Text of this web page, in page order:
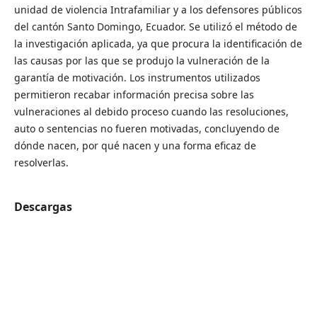
unidad de violencia Intrafamiliar y a los defensores públicos
del cantón Santo Domingo, Ecuador. Se utilizó el método de
la investigación aplicada, ya que procura la identificación de
las causas por las que se produjo la vulneración de la
garantía de motivación. Los instrumentos utilizados
permitieron recabar información precisa sobre las
vulneraciones al debido proceso cuando las resoluciones,
auto o sentencias no fueren motivadas, concluyendo de
dónde nacen, por qué nacen y una forma eficaz de
resolverlas.
Descargas